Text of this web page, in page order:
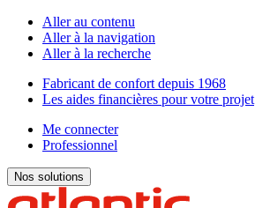
Aller au contenu
Aller à la navigation
Aller à la recherche
Fabricant de confort depuis 1968
Les aides financières pour votre projet
Me connecter
Professionnel
Nos solutions